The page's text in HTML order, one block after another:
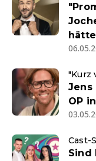
"Kurz
Jens
OP
Cast-
Sind